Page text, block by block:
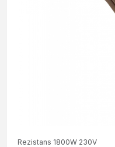
Rezistans 1800W 230V